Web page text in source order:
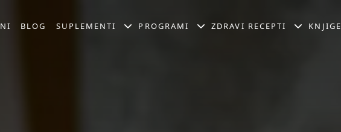
BLOG SUPLEMENTI PROGRAMI ZDRAVI RECEPTI KNJIGE